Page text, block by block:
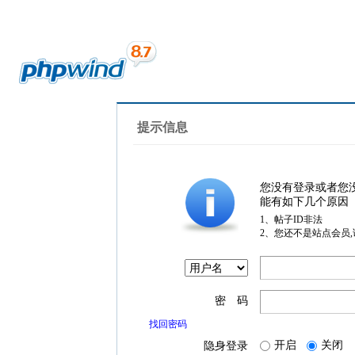
提示信息
您没有登录或者您
能有如下几个原因
1、帖子ID非法
2、您还不是站点会员
密 码
找回密码
隐身登录 开启 关闭